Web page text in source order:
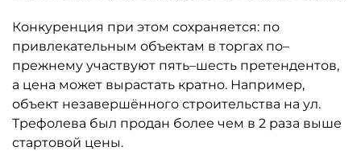
Конкуренция при этом сохраняется: по
привлекательным объектам в торгах по–
прежнему участвуют пять–шесть претендентов,
а цена может вырастать кратно. Например,
объект незавершённого строительства на ул.
Трефолева был продан более чем в 2 раза выше
стартовой цены.